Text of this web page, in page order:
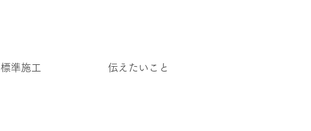
標準施工 伝えたいこと